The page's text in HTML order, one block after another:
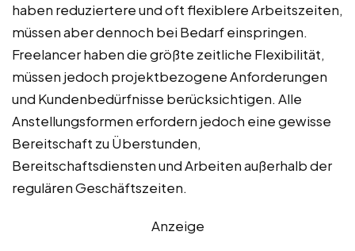
haben reduziertere und oft flexiblere Arbeitszeiten,
müssen aber dennoch bei Bedarf einspringen.
Freelancer haben die größte zeitliche Flexibilität,
müssen jedoch projektbezogene Anforderungen
und Kundenbedürfnisse berücksichtigen. Alle
Anstellungsformen erfordern jedoch eine gewisse
Bereitschaft zu Überstunden,
Bereitschaftsdiensten und Arbeiten außerhalb der
regulären Geschäftszeiten.
Anzeige